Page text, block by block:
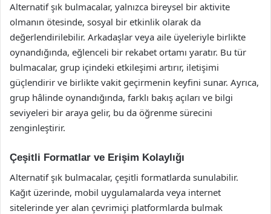
Alternatif şık bulmacalar, yalnızca bireysel bir aktivite
olmanın ötesinde, sosyal bir etkinlik olarak da
değerlendirilebilir. Arkadaşlar veya aile üyeleriyle birlikte
oynandığında, eğlenceli bir rekabet ortamı yaratır. Bu tür
bulmacalar, grup içindeki etkileşimi artırır, iletişimi
güçlendirir ve birlikte vakit geçirmenin keyfini sunar. Ayrıca,
grup hâlinde oynandığında, farklı bakış açıları ve bilgi
seviyeleri bir araya gelir, bu da öğrenme sürecini
zenginleştirir.
Çeşitli Formatlar ve Erişim Kolaylığı
Alternatif şık bulmacalar, çeşitli formatlarda sunulabilir.
Kağıt üzerinde, mobil uygulamalarda veya internet
sitelerinde yer alan çevrimiçi platformlarda bulmak